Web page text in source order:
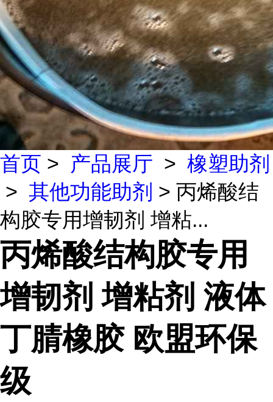
首页 > 产品展厅 > 橡塑助剂
> 其他功能助剂 > 丙烯酸结
构胶专用增韧剂 增粘...
丙烯酸结构胶专用
增韧剂 增粘剂 液体
丁腈橡胶 欧盟环保
级